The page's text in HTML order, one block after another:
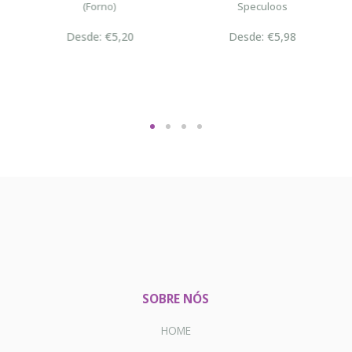
(Forno)
Desde: €5,20
Speculoos
Desde: €5,98
SOBRE NÓS
HOME